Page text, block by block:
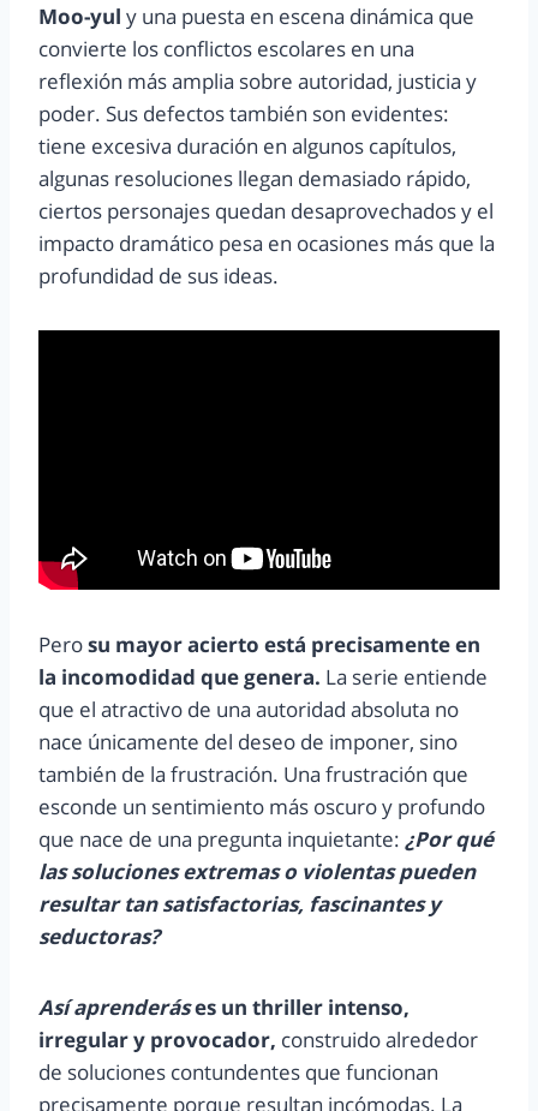
Moo-yul y una puesta en escena dinámica que
convierte los conflictos escolares en una
reflexión más amplia sobre autoridad, justicia y
poder. Sus defectos también son evidentes:
tiene excesiva duración en algunos capítulos,
algunas resoluciones llegan demasiado rápido,
ciertos personajes quedan desaprovechados y el
impacto dramático pesa en ocasiones más que la
profundidad de sus ideas.
Perosu mayor acierto está precisamente en
la incomodidad que genera. La serie entiende
que el atractivo de una autoridad absoluta no
nace únicamente del deseo de imponer, sino
también de la frustración. Una frustración que
esconde un sentimiento más oscuro y profundo
que nace de una pregunta inquietante: ¿Por qué
las soluciones extremas o violentas pueden
resultar tan satisfactorias, fascinantes y
seductoras?
Así aprenderáses un thriller intenso,
irregular y provocador, construido alrededor
de soluciones contundentes que funcionan
precisamente porque resultan incómodas. La